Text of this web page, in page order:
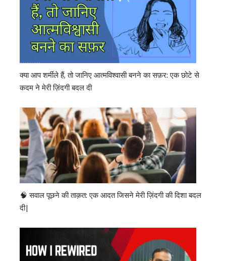
क्या आप शर्मीले हैं, तो जानिए आत्मविश्वासी बनने का सफ़र: एक छोटे से
कदम ने मेरी ज़िंदगी बदल दी
🧠 सवाल पूछने की ताक़त: एक आदत जिसने मेरी ज़िंदगी की दिशा बदल
दी|